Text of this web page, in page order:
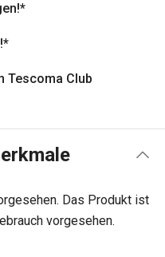
Tescoma Club
Das Produkt ist
vorgesehen.